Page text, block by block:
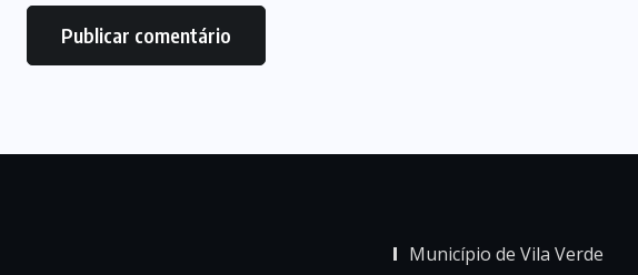
Município de Vila Verde